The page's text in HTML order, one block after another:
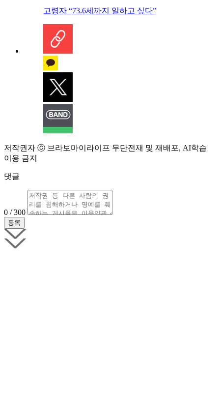
고령자 “73.6세까지 일하고 싶다”
저작권자 ⓒ 브라보마이라이프 무단전재 및 재배포, AI학습
이용 금지
댓글
0 / 300